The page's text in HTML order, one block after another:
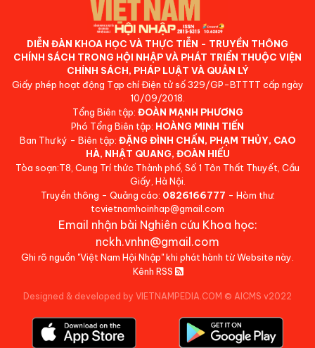
DIỄN ĐÀN KHOA HỌC VÀ THỰC TIỄN - TRUYỀN THÔNG
CHÍNH SÁCH TRONG HỘI NHẬP VÀ PHÁT TRIỂN THUỘC VIỆN
CHÍNH SÁCH, PHÁP LUẬT VÀ QUẢN LÝ
Giấy phép hoạt động Tạp chí Điện tử số 329/GP-BTTTT cấp ngày
10/09/2018.
Tổng Biên tập: ĐOÀN MẠNH PHƯƠNG
Phó Tổng Biên tập: HOÀNG MINH TIẾN
Ban Thư ký - Biên tập: ĐẶNG ĐÌNH CHẤN, PHẠM THỦY, CAO
HÀ, NHẬT QUANG, ĐOÀN HIẾU
Tòa soạn:T8, Cung Trí thức Thành phố, Số 1 Tôn Thất Thuyết, Cầu
Giấy, Hà Nội.
Truyền thông - Quảng cáo: 0826166777 - Hòm thư:
tcvietnamhoinhap@gmail.com
Email nhận bài Nghiên cứu Khoa học:
nckh.vnhn@gmail.com
Ghi rõ nguồn "Việt Nam Hội Nhập" khi phát hành từ Website này.
Kênh RSS
Designed & developed by VIETNAMPEDIA.COM © AICMS v2022